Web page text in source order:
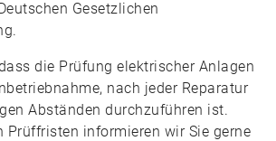
Gesetzlichen
die Prüfung elektrischer Anlagen
nach jeder Reparatur
Abständen durchzuführen ist.
Prüffristen informieren wir Sie gerne